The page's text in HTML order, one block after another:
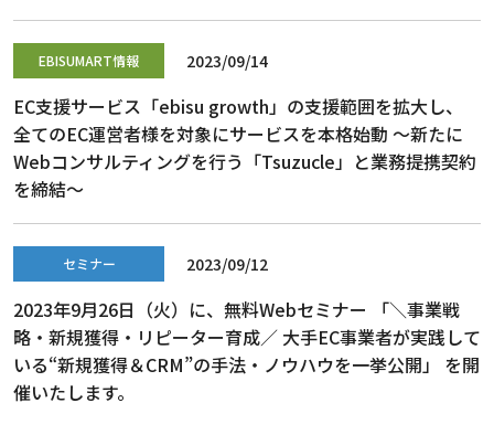
EBISUMART情報 2023/09/14
EC支援サービス「ebisu growth」の支援範囲を拡大し、
全てのEC運営者様を対象にサービスを本格始動 ～新たに
Webコンサルティングを行う「Tsuzucle」と業務提携契約
を締結～
セミナー 2023/09/12
2023年9月26日（火）に、無料Webセミナー 「＼事業戦
略・新規獲得・リピーター育成／ 大手EC事業者が実践して
いる“新規獲得＆CRM”の手法・ノウハウを一挙公開」 を開
催いたします。